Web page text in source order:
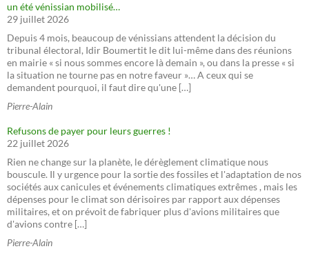
un été vénissian mobilisé…
29 juillet 2026
Depuis 4 mois, beaucoup de vénissians attendent la décision du
tribunal électoral, Idir Boumertit le dit lui-même dans des réunions
en mairie « si nous sommes encore là demain », ou dans la presse « si
la situation ne tourne pas en notre faveur »… A ceux qui se
demandent pourquoi, il faut dire qu'une […]
Pierre-Alain
Refusons de payer pour leurs guerres !
22 juillet 2026
Rien ne change sur la planète, le dérèglement climatique nous
bouscule. Il y urgence pour la sortie des fossiles et l'adaptation de nos
sociétés aux canicules et événements climatiques extrêmes , mais les
dépenses pour le climat son dérisoires par rapport aux dépenses
militaires, et on prévoit de fabriquer plus d'avions militaires que
d'avions contre […]
Pierre-Alain